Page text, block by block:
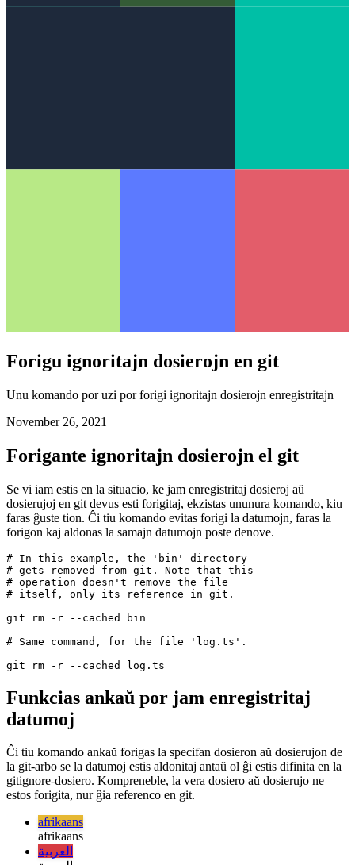
Unu komando por uzi por forigi ignoritajn dosierojn enregistritajn
Forigante ignoritajn dosierojn el git
Se vi iam estis en la situacio, ke jam enregistritaj dosieroj aŭ
dosierujoj en git devus esti forigitaj, ekzistas ununura komando, kiu
faras ĝuste tion. Ĉi tiu komando evitas forigi la datumojn, faras la
forigon kaj aldonas la samajn datumojn poste denove.
# gets removed from git. Note that this
# itself, only its reference in git.
git rm -r --cached bin
# Same command, for the file 'log.ts'.
Funkcias ankaŭ por jam enregistritaj
datumoj
Ĉi tiu komando ankaŭ forigas la specifan dosieron aŭ dosierujon de
la git-arbo se la datumoj estis aldonitaj antaŭ ol ĝi estis difinita en la
gitignore-dosiero. Kompreneble, la vera dosiero aŭ dosierujo ne
estos forigita, nur ĝia referenco en git.